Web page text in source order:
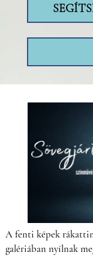
A fenti képek
galériában nyílnak